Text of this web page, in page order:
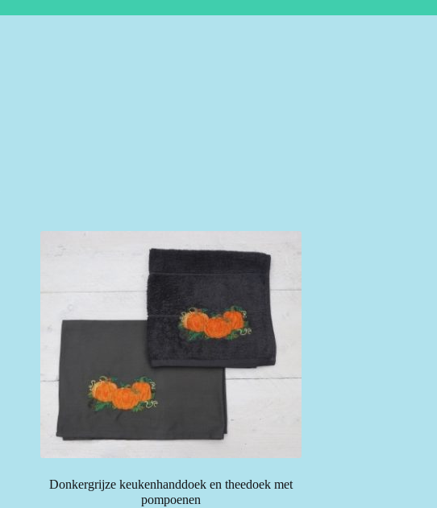
Donkergrijze keukenhanddoek en theedoek met
pompoenen